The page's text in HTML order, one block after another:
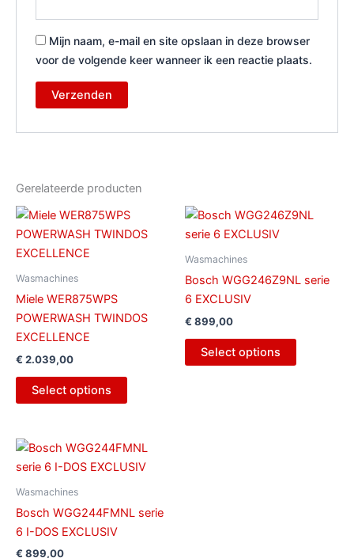
Mijn naam, e-mail en site opslaan in deze browser
voor de volgende keer wanneer ik een reactie plaats.
Gerelateerde producten
Wasmachines
Miele WER875WPS
POWERWASH TWINDOS
EXCELLENCE
€ 2.039,00
Select options
Wasmachines
Bosch WGG246Z9NL serie
6 EXCLUSIV
€ 899,00
Select options
Wasmachines
Bosch WGG244FMNL serie
6 I-DOS EXCLUSIV
€ 899,00